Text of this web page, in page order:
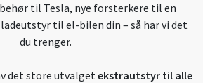
til Tesla, nye forsterkere til en
til el-bilen din – så har vi det
du trenger.
det store utvalgetekstrautstyr til alle